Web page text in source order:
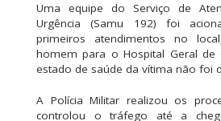
Uma equipe do Serviço de
Urgência (Samu 192) foi
primeiros atendimentos no
homem para o Hospital Geral de
estado de saúde da vítima não foi
A Polícia Militar realizou os
controlou o tráfego até a